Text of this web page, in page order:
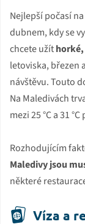
Nejlepší počasí
dubnem, kdy se
chcete užíthorké,
letoviska, březen
návštěvu. Touto
Na Maledivách
mezi 25 °C a 31
Rozhodujícím
Maledivy jsou
některé
Víza a